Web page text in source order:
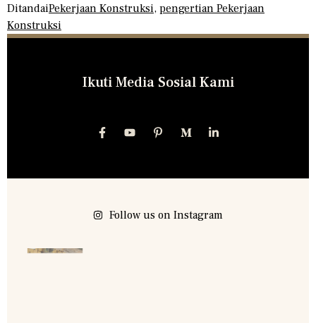
DitandaiPekerjaan Konstruksi, pengertian Pekerjaan
Konstruksi
Ikuti Media Sosial Kami
Follow us on Instagram